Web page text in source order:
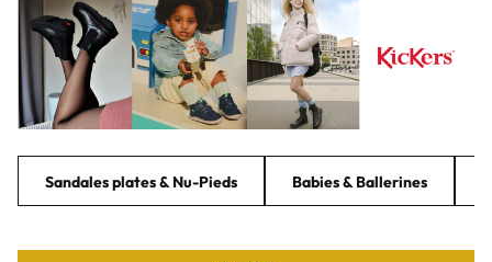
Sandales plates & Nu-Pieds Babies & Ballerines